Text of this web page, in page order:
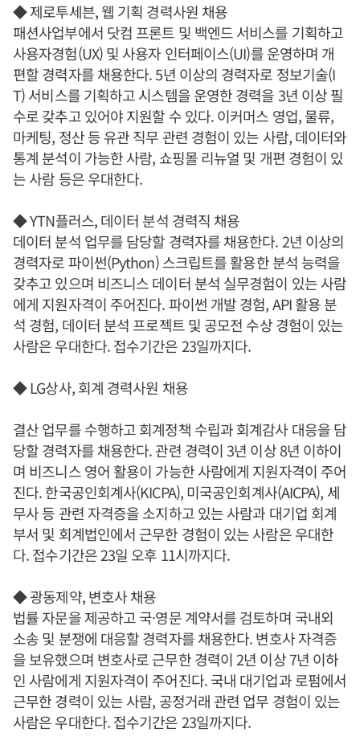
◆ 제로투세븐, 웹 기획 경력사원 채용
패션사업부에서 닷컴 프론트 및 백엔드 서비스를 기획하고
사용자경험(UX) 및 사용자 인터페이스(UI)를 운영하며 개
편할 경력자를 채용한다. 5년 이상의 경력자로 정보기술(I
T) 서비스를 기획하고 시스템을 운영한 경력을 3년 이상 필
수로 갖추고 있어야 지원할 수 있다. 이커머스 영업, 물류,
마케팅, 정산 등 유관 직무 관련 경험이 있는 사람, 데이터와
통계 분석이 가능한 사람, 쇼핑몰 리뉴얼 및 개편 경험이 있
는 사람 등은 우대한다.
◆ YTN플러스, 데이터 분석 경력직 채용
데이터 분석 업무를 담당할 경력자를 채용한다. 2년 이상의
경력자로 파이썬(Python) 스크립트를 활용한 분석 능력을
갖추고 있으며 비즈니스 데이터 분석 실무경험이 있는 사람
에게 지원자격이 주어진다. 파이썬 개발 경험, API 활용 분
석 경험, 데이터 분석 프로젝트 및 공모전 수상 경험이 있는
사람은 우대한다. 접수기간은 23일까지다.
◆ LG상사, 회계 경력사원 채용
결산 업무를 수행하고 회계정책 수립과 회계감사 대응을 담
당할 경력자를 채용한다. 관련 경력이 3년 이상 8년 이하이
며 비즈니스 영어 활용이 가능한 사람에게 지원자격이 주어
진다. 한국공인회계사(KICPA), 미국공인회계사(AICPA), 세
무사 등 관련 자격증을 소지하고 있는 사람과 대기업 회계
부서 및 회계법인에서 근무한 경험이 있는 사람은 우대한
다. 접수기간은 23일 오후 11시까지다.
◆ 광동제약, 변호사 채용
법률 자문을 제공하고 국·영문 계약서를 검토하며 국내외
소송 및 분쟁에 대응할 경력자를 채용한다. 변호사 자격증
을 보유했으며 변호사로 근무한 경력이 2년 이상 7년 이하
인 사람에게 지원자격이 주어진다. 국내 대기업과 로펌에서
근무한 경력이 있는 사람, 공정거래 관련 업무 경험이 있는
사람은 우대한다. 접수기간은 23일까지다.